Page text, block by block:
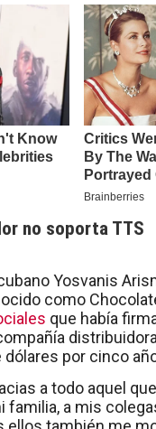
no soporta TTS
Yosvanis
como
que había
por cinco
a todo aquel
familia, a mis